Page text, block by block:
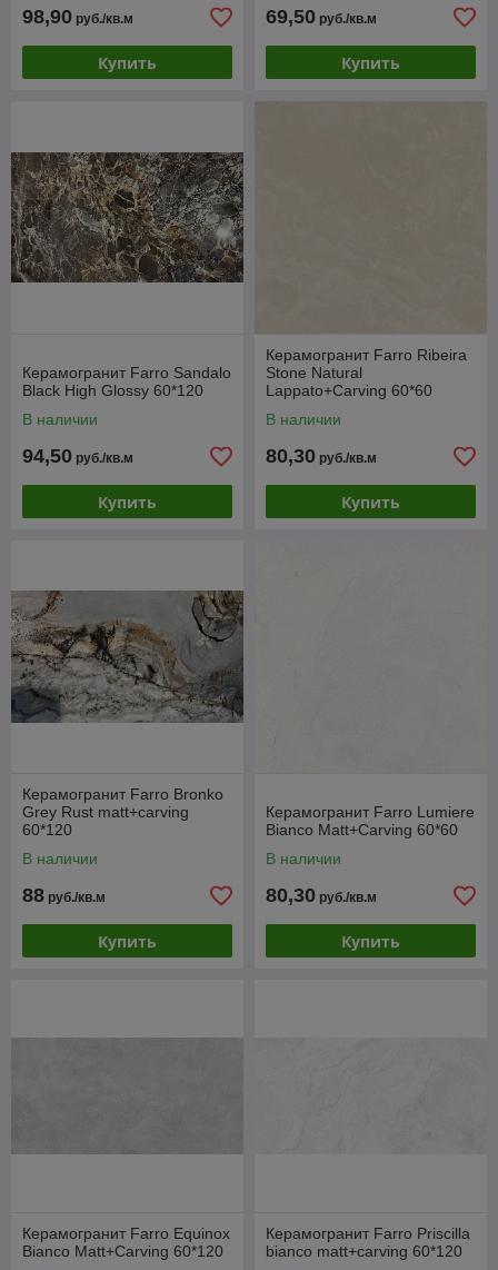
98,90 руб./кв.м
Купить
69,50 руб./кв.м
Купить
Керамогранит Farro Sandalo
Black High Glossy 60*120
В наличии
94,50 руб./кв.м
Купить
Керамогранит Farro Ribeira
Stone Natural
Lappato+Carving 60*60
В наличии
80,30 руб./кв.м
Купить
Керамогранит Farro Bronko
Grey Rust matt+carving
60*120
В наличии
88 руб./кв.м
Купить
Керамогранит Farro Lumiere
Bianco Matt+Carving 60*60
В наличии
80,30 руб./кв.м
Купить
Керамогранит Farro Equinox
Bianco Matt+Carving 60*120
Керамогранит Farro Priscilla
bianco matt+carving 60*120